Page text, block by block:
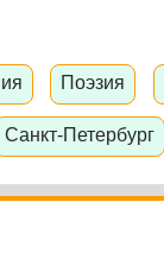
Поэзия
Санкт-Петербург